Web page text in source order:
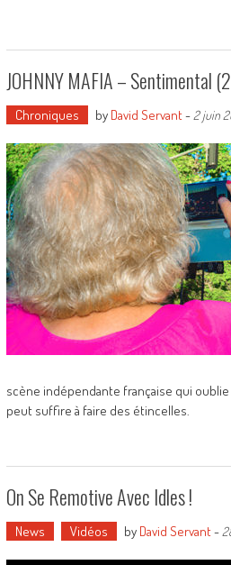
JOHNNY MAFIA – Sentimental
Chroniques by David Servant- 2 juin
scène indépendante française qui
peut suffire à faire des étincelles.
On Se Remotive Avec Idles !
News Vidéos by David Servant-